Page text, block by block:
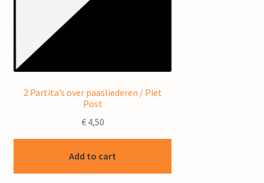
2 Partita’s over paasliederen / Piet
Post
€4,50
Add to cart